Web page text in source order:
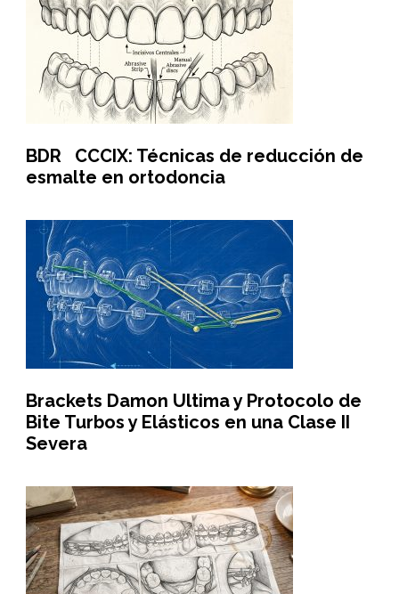
BDR CCCIX: Técnicas de reducción de
esmalte en ortodoncia
Brackets Damon Ultima y Protocolo de
Bite Turbos y Elásticos en una Clase II
Severa